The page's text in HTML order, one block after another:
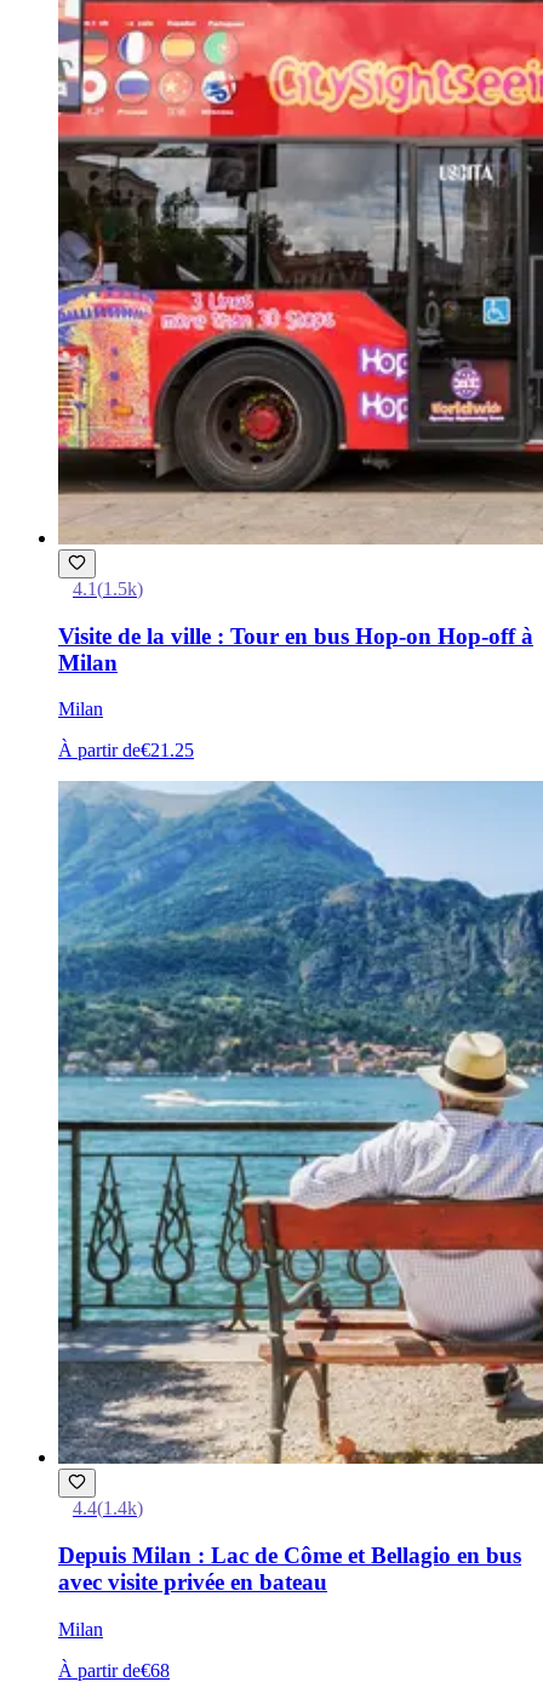
4.1(1.5k)
Visite de la ville : Tour en bus Hop-on Hop-off à
Milan
Milan
À partir de€21.25
4.4(1.4k)
Depuis Milan : Lac de Côme et Bellagio en bus
avec visite privée en bateau
Milan
À partir de€68